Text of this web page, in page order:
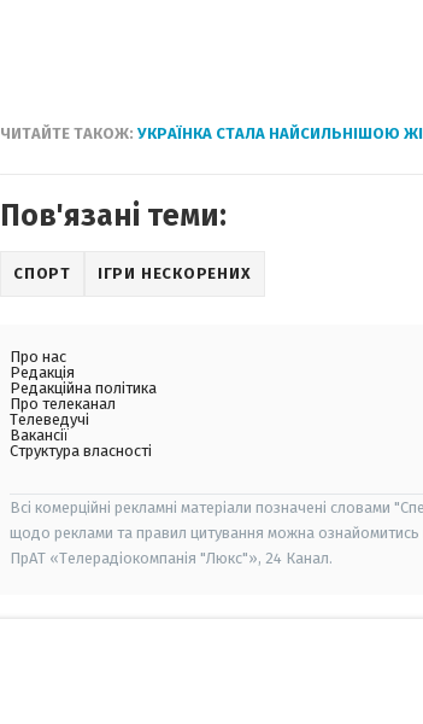
ЧИТАЙТЕ ТАКОЖ: УКРАЇНКА СТАЛА НАЙСИЛЬНІШОЮ
Пов'язані теми:
СПОРТ ІГРИ НЕСКОРЕНИХ
Про нас
Редакція
Редакційна політика
Про телеканал
Телеведучі
Вакансії
Структура власності
Всі комерційні рекламні матеріали позначені словами
щодо реклами та правил цитування можна
ПрАТ «Телерадіокомпанія "Люкс"», 24 Канал.